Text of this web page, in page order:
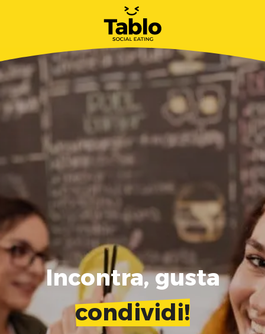
Incontra, gusta
condividi!